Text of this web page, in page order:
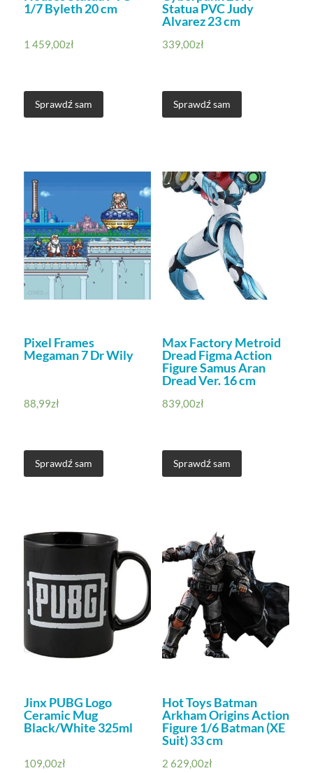
1/7 Byleth 20 cm
1 459,00zł
Sprawdź sam
Statua PVC Judy
Alvarez 23 cm
339,00zł
Sprawdź sam
Pixel Frames
Megaman 7 Dr Wily
88,99zł
Sprawdź sam
Max Factory Metroid
Dread Figma Action
Figure Samus Aran
Dread Ver. 16 cm
839,00zł
Sprawdź sam
Jinx PUBG Logo
Ceramic Mug
Black/White 325ml
109,00zł
Hot Toys Batman
Arkham Origins Action
Figure 1/6 Batman (XE
Suit) 33 cm
2 629,00zł